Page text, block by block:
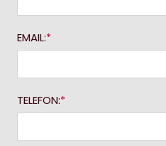
EMAIL:
TELEFON: